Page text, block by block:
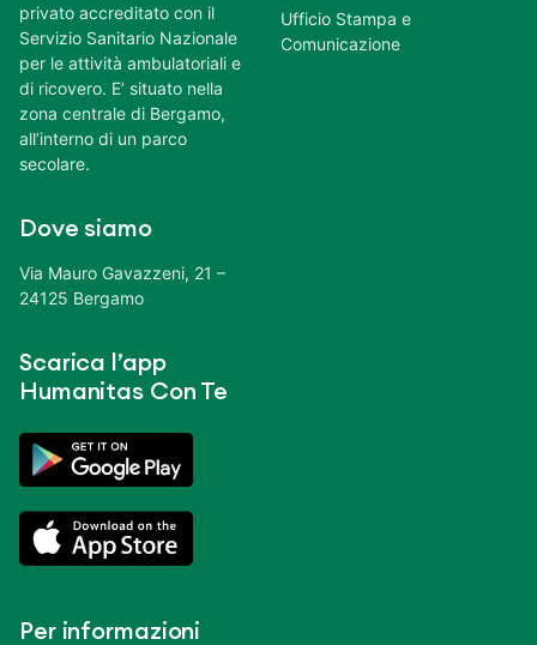
privato accreditato con il
Servizio Sanitario Nazionale
per le attività ambulatoriali e
di ricovero. E’ situato nella
zona centrale di Bergamo,
all’interno di un parco
secolare.
Dove siamo
Via Mauro Gavazzeni, 21 –
24125 Bergamo
Scarica l’app
Humanitas Con Te
Per informazioni
Ufficio Stampa e
Comunicazione